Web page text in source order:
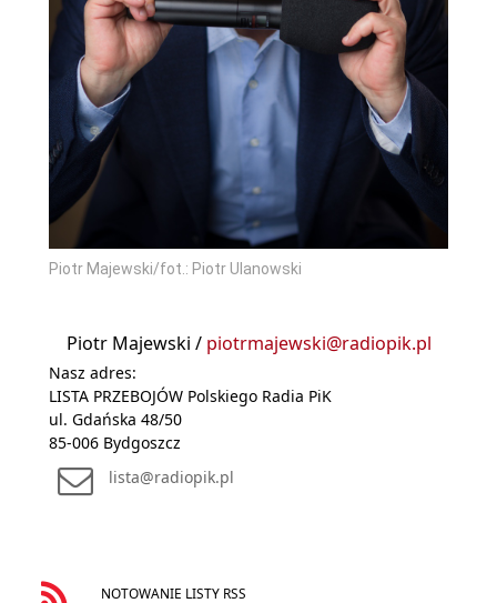
Piotr Majewski/fot.: Piotr Ulanowski
Piotr Majewski / piotrmajewski@radiopik.pl
Nasz adres:
LISTA PRZEBOJÓW Polskiego Radia PiK
ul. Gdańska 48/50
85-006 Bydgoszcz
lista@radiopik.pl
NOTOWANIE LISTY RSS